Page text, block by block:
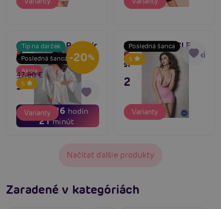
Tip na darček
Posledná šanca
Akcia
5
-20%
01 dní 16 hodín
21 minút
Casmir INOE Peignoir
(Ecru)
Dočasne vypredané
47,80 €
38,24 €
Varianty
Posledná šanca
5
Passion MIRACLE
CHEMISE ružové sexi
šatôčky
Dočasne vypredané
27,80 €
Varianty
Načítať ďalšie produkty
Zaradené v kategóriách